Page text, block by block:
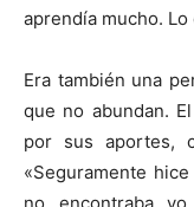
aprendía mucho.
Era también una
que no abundan.
por sus aportes,
«Seguramente